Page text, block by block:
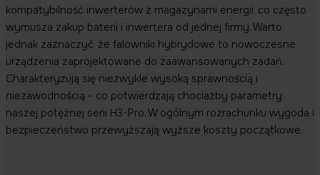
kompatybilność inwerterów z magazynami energii, co często
wymusza zakup baterii i inwertera od jednej firmy. Warto
jednak zaznaczyć, że falowniki hybrydowe to nowoczesne
urządzenia zaprojektowane do zaawansowanych zadań.
Charakteryzują się niezwykle wysoką sprawnością i
niezawodnością - co potwierdzają chociażby parametry
naszej potężnej serii H3-Pro. W ogólnym rozrachunku wygoda i
bezpieczeństwo przewyższają wyższe koszty początkowe.